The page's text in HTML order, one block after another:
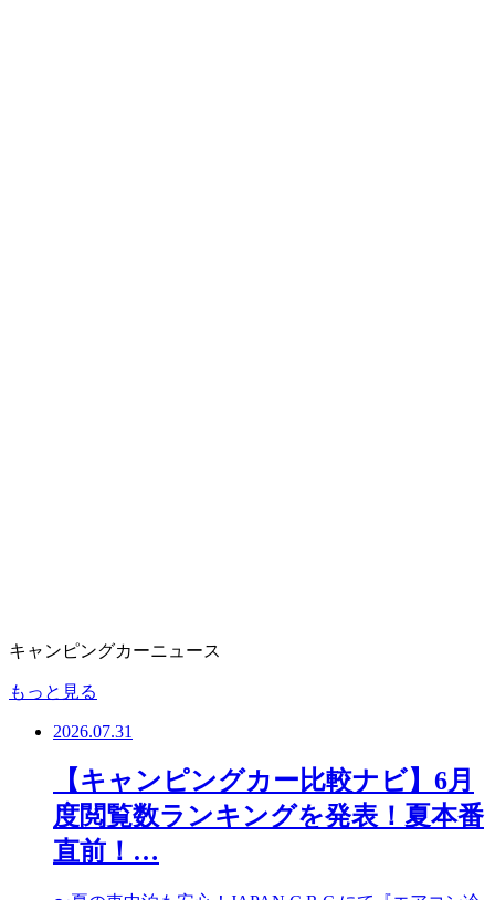
キャンピングカーニュース
もっと見る
2026.07.31
【キャンピングカー比較ナビ】6月
度閲覧数ランキングを発表！夏本番
直前！…